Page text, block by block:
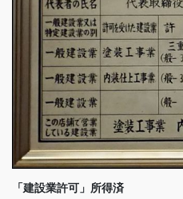
「建設業許可」所得済